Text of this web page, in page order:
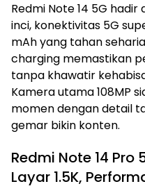
Redmi Note 14 5G hadir
inci, konektivitas 5G
mAh yang tahan
charging memastikan
tanpa khawatir
Kamera utama 108MP
momen dengan detail
gemar bikin konten.
Redmi Note 14 Pro
Layar 1.5K,